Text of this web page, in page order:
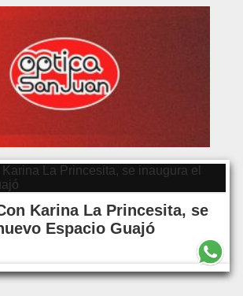
Karina La Princesita, se
Espacio Guajó